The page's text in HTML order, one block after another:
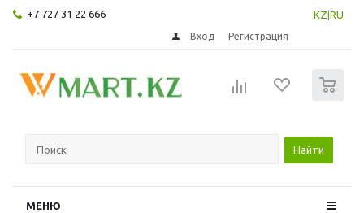
+7 727 31 22 666 KZ RU
Вход Регистрация
Найти
МЕНЮ